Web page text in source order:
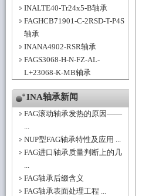
INALTE40-Tr24x5-B轴承
FAGHCB71901-C-2RSD-T-P4S
轴承
INANA4902-RSR轴承
FAGS3068-H-N-FZ-AL-
L+23068-K-MB轴承
INA轴承新闻
FAG滚动轴承发热的原因——
...
NUP型FAG轴承特性及应用 ...
FAG进口轴承质量判断上的几
...
FAG轴承后缀含义
FAG轴承表面处理工程 ...